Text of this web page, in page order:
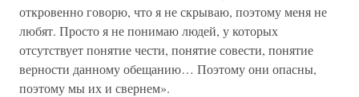
откровенно говорю, что я не скрываю, поэтому меня не
любят. Просто я не понимаю людей, у которых
отсутствует понятие чести, понятие совести, понятие
верности данному обещанию… Поэтому они опасны,
поэтому мы их и свернем».